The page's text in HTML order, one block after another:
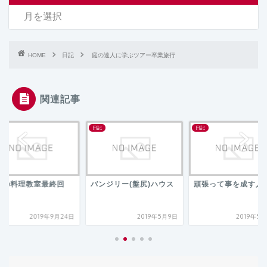
HOME 日記 庭の達人に学ぶツアー卒業旅行
関連記事
の料理教室最終回
2019年9月24日
日記
バンジリー(盤尻)ハウス
2019年5月9日
日記
頑張って事を成す人
2019年5